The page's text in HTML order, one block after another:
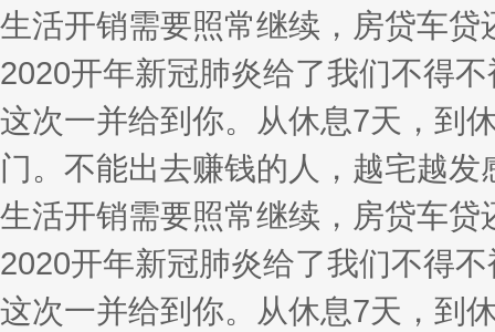
生活开销需要照常继续，房贷车贷
2020开年新冠肺炎给了我们不得
这次一并给到你。从休息7天，到
门。不能出去赚钱的人，越宅越
生活开销需要照常继续，房贷车贷
2020开年新冠肺炎给了我们不得
这次一并给到你。从休息7天，到